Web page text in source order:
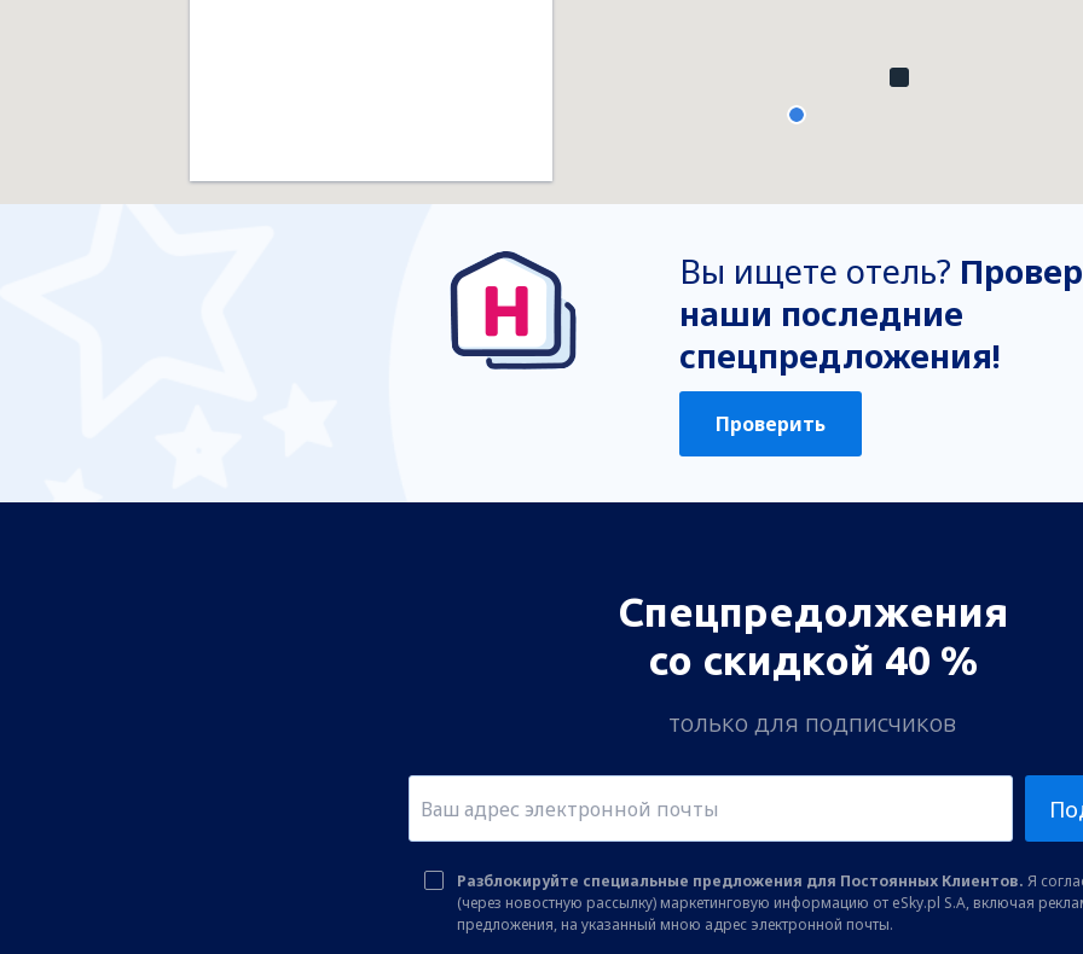
Вы ищете отель?
наши последние
спецпредложения!
Проверить
Спецпредолжения
со скидкой 40 %
только для подписчиков
Разблокируйте специальные предложения для Постоянных Клиентов. Я
(через новостную рассылку) маркетинговую информацию от eSky.pl S.A, включая
предложения, на указанный мною адрес электронной почты.